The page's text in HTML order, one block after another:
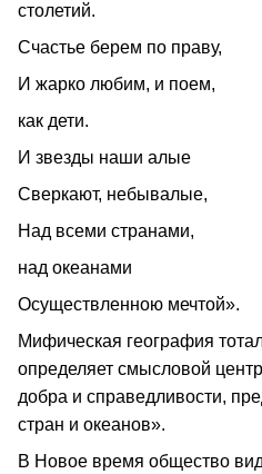
столетий.
Счастье берем по праву,
И жарко любим, и поем,
как дети.
И звезды наши алые
Сверкают, небывалые,
Над всеми странами,
над океанами
Осуществленною мечтой».
Мифическая география
определяет смысловой
добра и справедливости,
стран и океанов».
В Новое время общество